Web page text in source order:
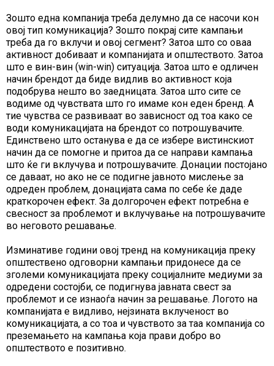
Зошто една компанија треба делумно да се насочи кон
овој тип комуникација? Зошто покрај сите кампањи
треба да го вклучи и овој сегмент? Затоа што со оваа
активност добиваат и компанијата и општеството. Затоа
што е вин-вин (win-win) ситуација. Затоа што е одличен
начин брендот да биде видлив во активност која
подобрува нешто во заедницата. Затоа што сите се
водиме од чувствата што го имаме кон еден бренд. А
тие чувства се развиваат во зависност од тоа како се
води комуникацијата на брендот со потрошувачите.
Единствено што останува е да се избере вистинскиот
начин да се помогне и притоа да се направи кампања
што ќе ги вклучува и потрошувачите. Донации постојано
се даваат, но ако не се подигне јавното мислење за
одреден проблем, донацијата сама по себе ќе даде
краткорочен ефект. За долгорочен ефект потребна е
свесност за проблемот и вклучување на потрошувачите
во неговото решавање.
Изминативе години овој тренд на комуникација преку
општествено одговорни кампањи придонесе да се
зголеми комуникацијата преку социјалните медиуми за
одредени состојби, се подигнува јавната свест за
проблемот и се изнаоѓа начин за решавање. Логото на
компанијата е видливо, нејзината вклученост во
комуникацијата, а со тоа и чувството за таа компанија со
преземањето на кампања која прави добро во
општеството е позитивно.